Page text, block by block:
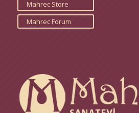
Mahrec Store
Mahrec Forum